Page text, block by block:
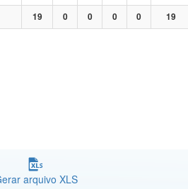
19 0 0 0 0 19
arquivo XLS